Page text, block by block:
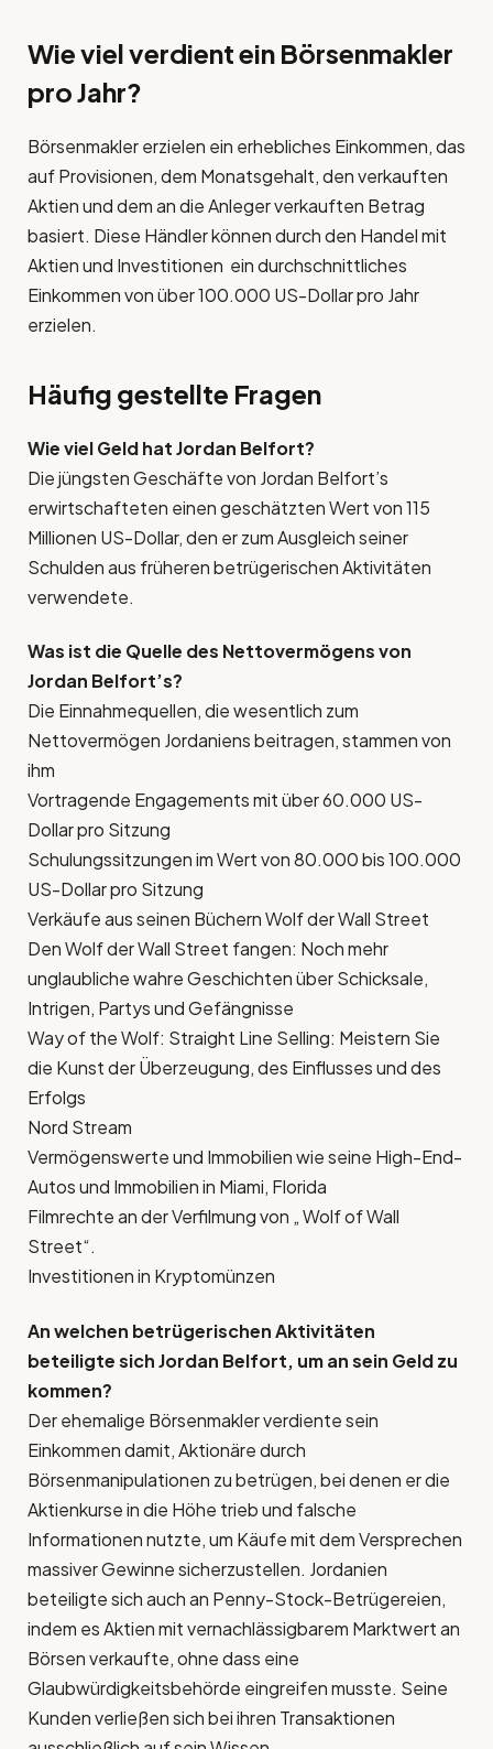
Wie viel verdient ein Börsenmakler
pro Jahr?
Börsenmakler erzielen ein erhebliches Einkommen, das
auf Provisionen, dem Monatsgehalt, den verkauften
Aktien und dem an die Anleger verkauften Betrag
basiert. Diese Händler können durch den Handel mit
Aktien und Investitionen ein durchschnittliches
Einkommen von über 100.000 US-Dollar pro Jahr
erzielen.
Häufig gestellte Fragen
Wie viel Geld hat Jordan Belfort?
Die jüngsten Geschäfte von Jordan Belfort’s
erwirtschafteten einen geschätzten Wert von 115
Millionen US-Dollar, den er zum Ausgleich seiner
Schulden aus früheren betrügerischen Aktivitäten
verwendete.
Was ist die Quelle des Nettovermögens von
Jordan Belfort’s?
Die Einnahmequellen, die wesentlich zum
Nettovermögen Jordaniens beitragen, stammen von
ihm
Vortragende Engagements mit über 60.000 US-
Dollar pro Sitzung
Schulungssitzungen im Wert von 80.000 bis 100.000
US-Dollar pro Sitzung
Verkäufe aus seinen Büchern Wolf der Wall Street
Den Wolf der Wall Street fangen: Noch mehr
unglaubliche wahre Geschichten über Schicksale,
Intrigen, Partys und Gefängnisse
Way of the Wolf: Straight Line Selling: Meistern Sie
die Kunst der Überzeugung, des Einflusses und des
Erfolgs
Nord Stream
Vermögenswerte und Immobilien wie seine High-End-
Autos und Immobilien in Miami, Florida
Filmrechte an der Verfilmung von „ Wolf of Wall
Street“.
Investitionen in Kryptomünzen
An welchen betrügerischen Aktivitäten
beteiligte sich Jordan Belfort, um an sein Geld zu
kommen?
Der ehemalige Börsenmakler verdiente sein
Einkommen damit, Aktionäre durch
Börsenmanipulationen zu betrügen, bei denen er die
Aktienkurse in die Höhe trieb und falsche
Informationen nutzte, um Käufe mit dem Versprechen
massiver Gewinne sicherzustellen. Jordanien
beteiligte sich auch an Penny-Stock-Betrügereien,
indem es Aktien mit vernachlässigbarem Marktwert an
Börsen verkaufte, ohne dass eine
Glaubwürdigkeitsbehörde eingreifen musste. Seine
Kunden verließen sich bei ihren Transaktionen